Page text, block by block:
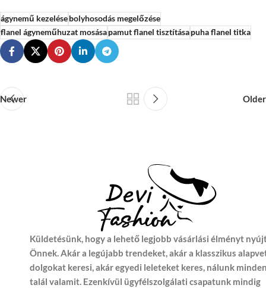
ágynemű kezelésebolyhosodás megelőzése
flanel ágyneműhuzat mosásapamut flanel tisztításapuha flanel titka
Newer Older
Küldetésünk, hogy a lehető legjobb vásárlási élményt
Önnek. Akár a legújabb trendeket, akár a klasszikus
dolgokat keresi, akár egyedi leleteket keres, nálunk
talál valamit. Ezenkívül ügyfélszolgálati csapatunk mindig